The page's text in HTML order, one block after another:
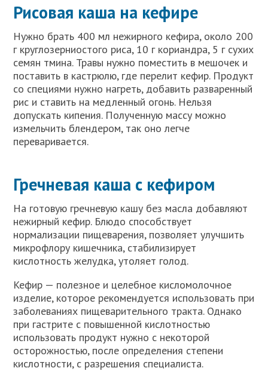
Рисовая каша на кефире
Нужно брать 400 мл нежирного кефира, около 200
г круглозерниостого риса, 10 г кориандра, 5 г сухих
семян тмина. Травы нужно поместить в мешочек и
поставить в кастрюлю, где перелит кефир. Продукт
со специями нужно нагреть, добавить разваренный
рис и ставить на медленный огонь. Нельзя
допускать кипения. Полученную массу можно
измельчить блендером, так оно легче
переваривается.
Гречневая каша с кефиром
На готовую гречневую кашу без масла добавляют
нежирный кефир. Блюдо способствует
нормализации пищеварения, позволяет улучшить
микрофлору кишечника, стабилизирует
кислотность желудка, утоляет голод.
Кефир — полезное и целебное кисломолочное
изделие, которое рекомендуется использовать при
заболеваниях пищеварительного тракта. Однако
при гастрите с повышенной кислотностью
использовать продукт нужно с некоторой
осторожностью, после определения степени
кислотности, с разрешения специалиста.